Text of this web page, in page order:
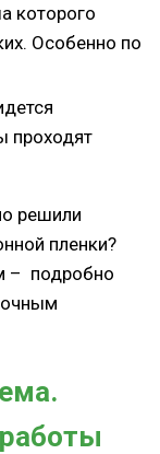
которого
Особенно по
проходят
решили
пленки?
– подробно